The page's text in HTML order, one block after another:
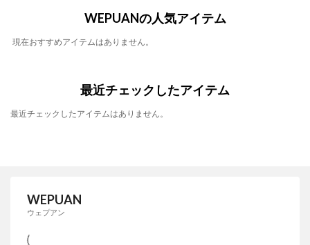
WEPUANの人気アイテム
現在おすすめアイテムはありません。
最近チェックしたアイテム
最近チェックしたアイテムはありません。
WEPUAN
ウェプアン